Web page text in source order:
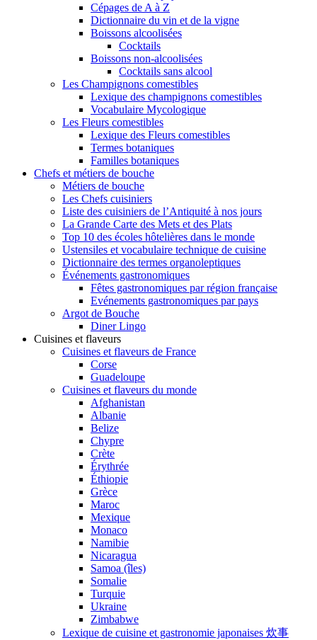
Cépages de A à Z
Dictionnaire du vin et de la vigne
Boissons alcoolisées
Cocktails
Boissons non-alcoolisées
Cocktails sans alcool
Les Champignons comestibles
Lexique des champignons comestibles
Vocabulaire Mycologique
Les Fleurs comestibles
Lexique des Fleurs comestibles
Termes botaniques
Familles botaniques
Chefs et métiers de bouche
Métiers de bouche
Les Chefs cuisiniers
Liste des cuisiniers de l’Antiquité à nos jours
La Grande Carte des Mets et des Plats
Top 10 des écoles hôtelières dans le monde
Ustensiles et vocabulaire technique de cuisine
Dictionnaire des termes organoleptiques
Événements gastronomiques
Fêtes gastronomiques par région française
Evénements gastronomiques par pays
Argot de Bouche
Diner Lingo
Cuisines et flaveurs
Cuisines et flaveurs de France
Corse
Guadeloupe
Cuisines et flaveurs du monde
Afghanistan
Albanie
Belize
Chypre
Crète
Érythrée
Éthiopie
Grèce
Maroc
Mexique
Monaco
Namibie
Nicaragua
Samoa (îles)
Somalie
Turquie
Ukraine
Zimbabwe
Lexique de cuisine et gastronomie japonaises 炊事